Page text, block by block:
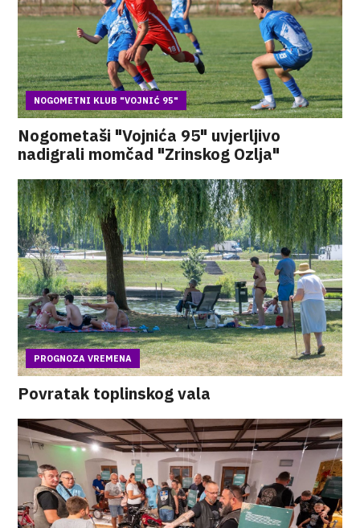
NOGOMETNI KLUB "VOJNIĆ 95"
Nogometaši "Vojnića 95" uvjerljivo
nadigrali momčad "Zrinskog Ozlja"
PROGNOZA VREMENA
Povratak toplinskog vala